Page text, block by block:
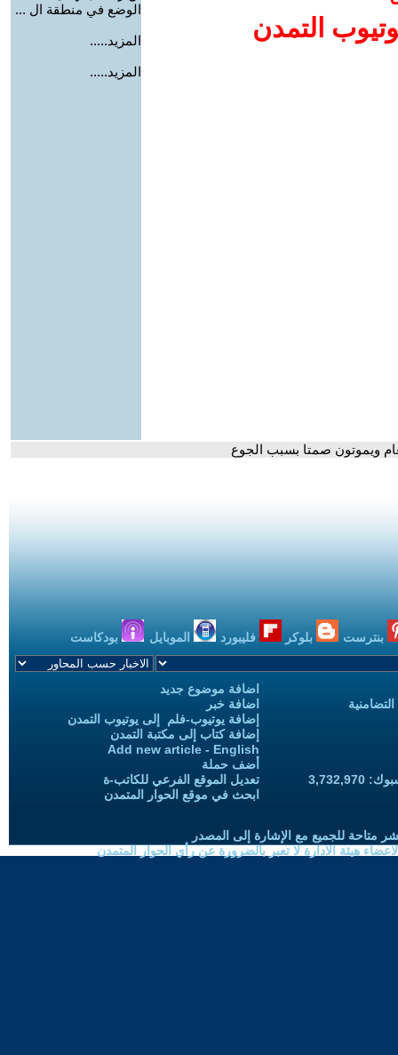
التمدن
الوضع في منطقة ال ...
المزيد.....
المزيد.....
ويموتون صمتا بسبب الجوع
بنترست بلوكر فليبورد الموبايل بودكاست
اضافة موضوع جديد
اضافة خبر
إضافة يوتيوب-فلم إلى يوتيوب التمدن
إضافة كتاب إلى مكتبة التمدن
Add new article - English
أضف حملة
تعديل الموقع الفرعي للكاتب-ة
ابحث في موقع الحوار المتمدن
متاحة للجميع مع الإشارة إلى المصدر
هيئة الادارة لا تعبر بالضرورة عن رأي الحوار المتمدن